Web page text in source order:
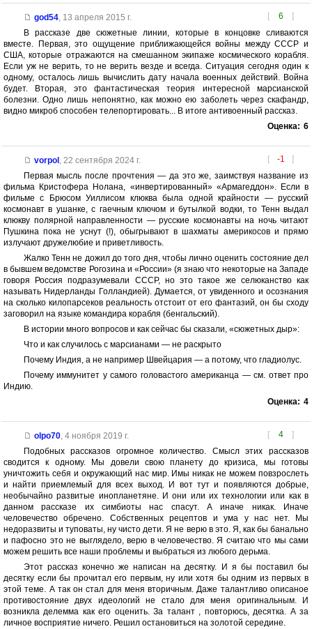
[ 6 ]
god54, 13 апреля 2015 г.
В рассказе две сюжетные линии, которые в концовке сливаются
вместе. Первая, это ощущение приближающейся войны между СССР и
США, которые отражаются на смешанном экипаже космического корабля.
Если уж не верить, то не верить везде и всегда. Ситуация сегодня один к
одному, осталось лишь вычислить дату начала военных действий. Война
будет. Вторая, это фантастическая теория интересной марсианской
болезни. Одно лишь непонятно, как можно ею заболеть через скафандр,
видно микроб способен телепортировать... В итоге антивоенный рассказ.
Оценка: 6
[ -1 ]
vorpol , 22 сентября 2024 г.
Первая мысль после прочтения — да это же, заимствуя название из
фильма Кристофера Нолана, «инвертированный» «Армагеддон». Если в
фильме с Брюсом Уиллисом клюква была одной крайности — русский
космонавт в ушанке, с гаечным ключом и бутылкой водки, то Тенн выдал
клюкву полярной направленности — русские космонавты на ночь читают
Пушкина пока не уснут (!), обыгрывают в шахматы америкосов и прямо
излучают дружелюбие и приветливость.
Жалко Тенн не дожил до того дня, чтобы лично оценить состояние дел
в бывшем ведомстве Рогозина и «России» (я знаю что некоторые на Западе
говоря Россия подразумевали СССР, но это такое же селюканство как
называть Нидерланды Голландией). Думается, от увиденного и осознания
на сколько килопарсеков реальность отстоит от его фантазий, он бы сходу
заговорил на языке командира корабля (бенгальский).
В истории много вопросов и как сейчас бы сказали, «сюжетных дыр»:
Что и как случилось с марсианами — не раскрыто
Почему Индия, а не например Швейцария — а потому, что гладиолус.
Почему иммунитет у самого головастого американца — см. ответ про
Индию.
Оценка: 4
[ 4 ]
olpo70, 4 ноября 2019 г.
Подобных рассказов огромное количество. Смысл этих рассказов
сводится к одному. Мы довели свою планету до кризиса, мы готовы
уничтожить себя и окружающий нас мир. Имы никак не можем повзрослеть
и найти приемлемый для всех выход. И вот тут и появляются добрые,
необычайно развитые инопланетяне. И они или их технологии или как в
данном рассказе их симбиоты нас спасут. А иначе никак. Иначе
человечество обречено. Собственных рецептов и ума у нас нет. Мы
недоразвиты и туповаты, ну чисто дети. Я не верю в это. Я, как бы банально
и пафосно это не выглядело, верю в человечество. Я считаю что мы сами
можем решить все наши проблемы и выбраться из любого дерьма.
Этот рассказ конечно же написан на десятку. И я бы поставил бы
десятку если бы прочитал его первым, ну или хотя бы одним из первых в
этой теме. А так он стал для меня вторичным. Даже талантливо описаное
противостояние двух идеологий не стало для меня оригинальным. И
возникла делемма как его оценить. За талант , повторюсь, десятка. А за
личное восприятие ничего. Решил остановиться на золотой середине.